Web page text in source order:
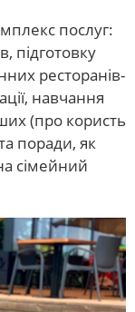
послуг:
підготовку
ресторанів-
навчання
(про користь
поради, як
сімейний